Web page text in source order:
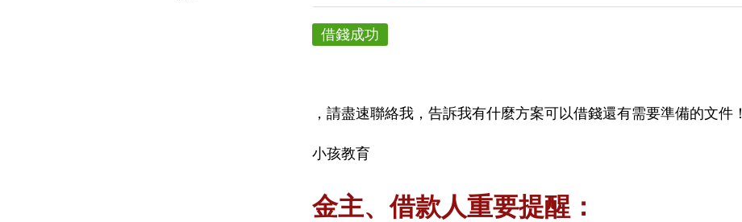
借錢成功
，請盡速聯絡我，告訴我有什麼方案可以借錢還有需要準備的文件！
小孩教育
金主、借款人重要提醒：